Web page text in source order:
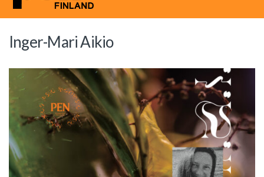
Inger-Mari Aikio